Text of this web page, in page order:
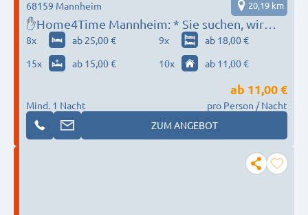
✋Home4Time Mannheim: * Sie suchen, wir
finden ✋✋
68159 Mannheim 20,19 km
8x ab 25,00 € 9x
ab 18,00 €
15x ab 15,00 € 10x ab 11,00 €
Mind. 1 Nacht
ab 11,00 €
pro Person / Nacht
ZUM ANGEBOT